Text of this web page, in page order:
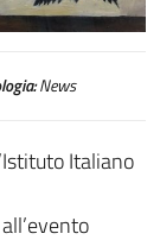
News
Italiano